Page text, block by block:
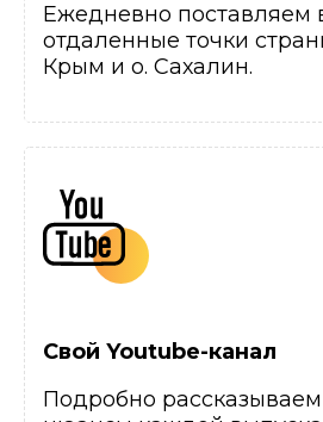
Ежедневно поставляем
отдаленные точки
Крым и о. Сахалин.
Свой Youtube-канал
Подробно